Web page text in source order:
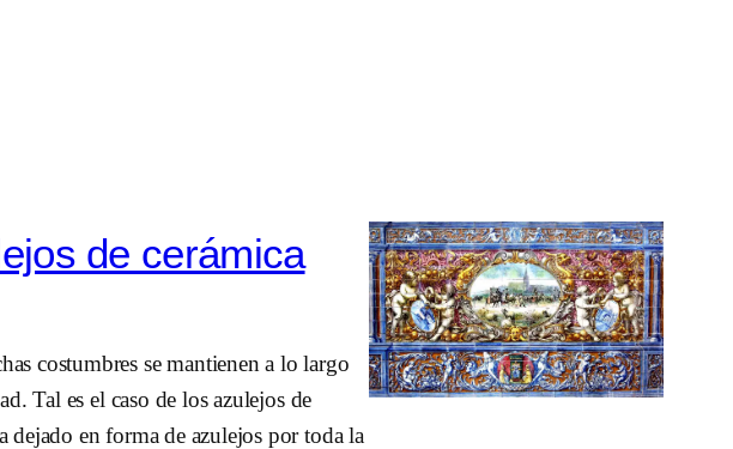
de cerámica
costumbres se mantienen a lo largo
Tal es el caso de los azulejos de
dejado en forma de azulejos por toda la